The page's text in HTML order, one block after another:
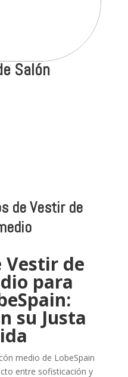
Salón
de Vestir de
Vestir de
para
su Justa
medio de LobeSpain
entre sofisticación y